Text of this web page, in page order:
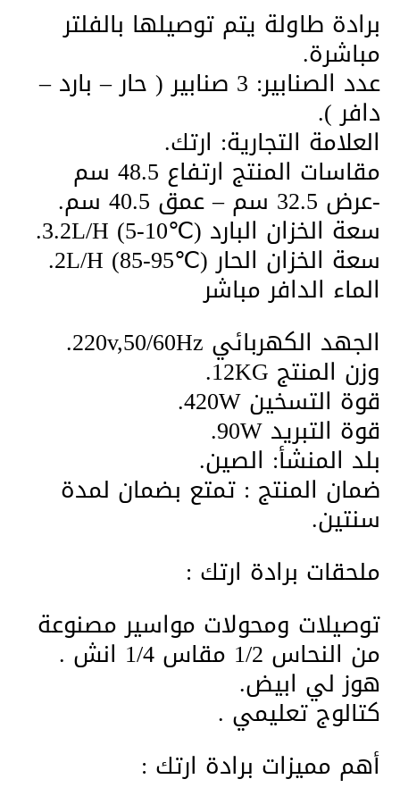
برادة طاولة يتم توصيلها بالفلتر
مباشرة.
عدد الصنابير: 3 صنابير ( حار – بارد –
دافر ).
العلامة التجارية: ارتك.
مقاسات المنتج ارتفاع 48.5 سم
-عرض 32.5 سم – عمق 40.5 سم.
سعة الخزان البارد 3.2L/H (5-10℃).
سعة الخزان الحار 2L/H (85-95℃).
الماء الدافر مباشر
الجهد الكهربائي 220v,50/60Hz.
وزن المنتج 12KG.
قوة التسخين 420W.
قوة التبريد 90W.
بلد المنشأ: الصين.
ضمان المنتج : تمتع بضمان لمدة
سنتين.
ملحقات برادة ارتك :
توصيلات ومحولات مواسير مصنوعة
من النحاس 1/2 مقاس 1/4 انش .
هوز لي ابيض.
كتالوج تعليمي .
أهم مميزات برادة ارتك :